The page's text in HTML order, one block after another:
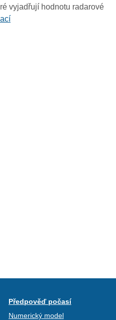
vyjadřují hodnotu radarové
Předpověď počasí
Numerický model